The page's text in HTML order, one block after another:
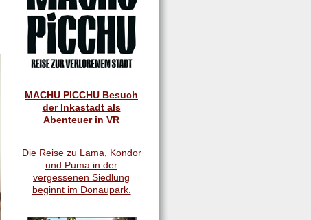
MACHU PICCHU Besuch
der Inkastadt als
Abenteuer in VR
Die Reise zu Lama, Kondor
und Puma in der
vergessenen Siedlung
beginnt im Donaupark.